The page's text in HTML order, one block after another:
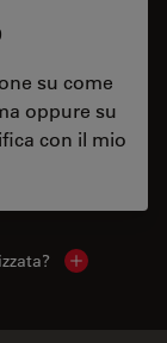
su come
oppure su
con il mio
Show local